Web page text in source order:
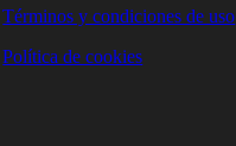
Términos y condiciones de uso
Política de cookies